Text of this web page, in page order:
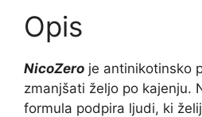
Opis
NicoZero je antinikotinsko
zmanjšati željo po kajenju.
formula podpira ljudi, ki